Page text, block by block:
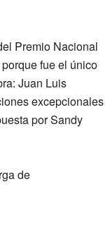
Premio Nacional
fue el único
Juan Luis
excepcionales
por Sandy
de